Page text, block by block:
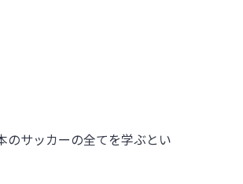
のサッカーの全てを学ぶとい